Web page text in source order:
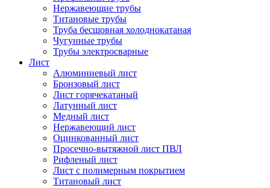
Нержавеющие трубы
Титановые трубы
Труба бесшовная холоднокатаная
Чугунные трубы
Трубы электросварные
Лист
Алюминиевый лист
Бронзовый лист
Лист горячекатаный
Латунный лист
Медный лист
Нержавеющий лист
Оцинкованный лист
Просечно-вытяжной лист ПВЛ
Рифленый лист
Лист с полимерным покрытием
Титановый лист